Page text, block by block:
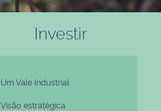
Investir
Um Vale Industrial
Visão estratégica